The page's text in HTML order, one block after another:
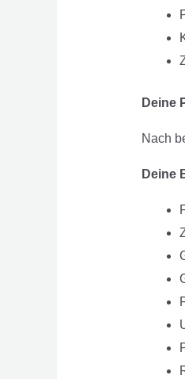
Deine
Nach
Deine